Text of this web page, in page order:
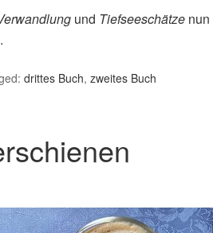
und Tiefseeschätze nun
drittes Buch, zweites Buch